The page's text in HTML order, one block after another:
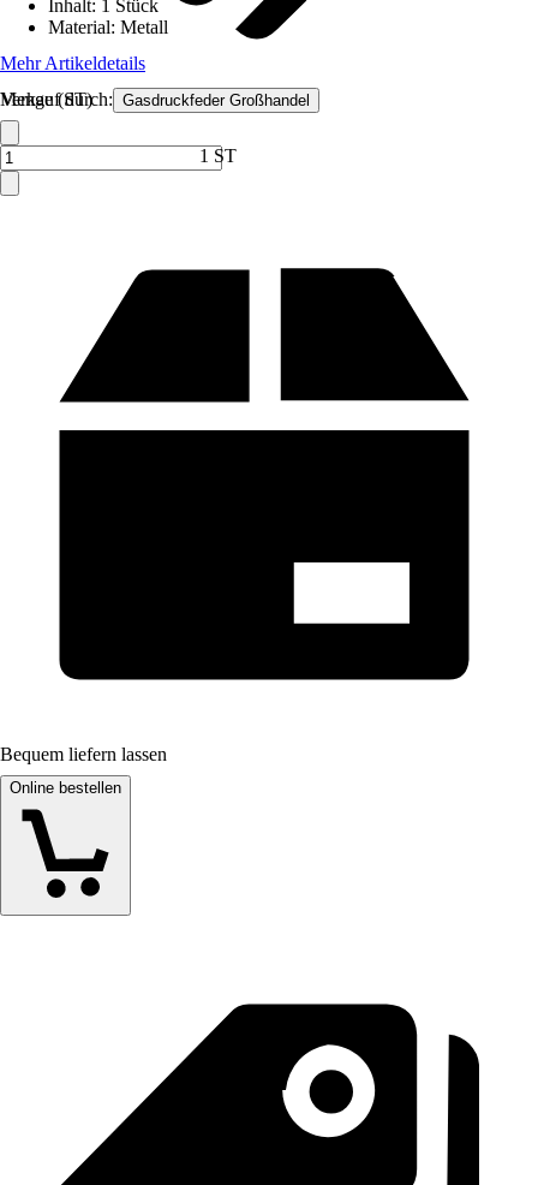
Verkauf durch: Gasdruckfeder Großhandel
Inhalt: 1 Stück
Material: Metall
Mehr Artikeldetails
Menge (ST)
1 ST
Bequem liefern lassen
Online bestellen